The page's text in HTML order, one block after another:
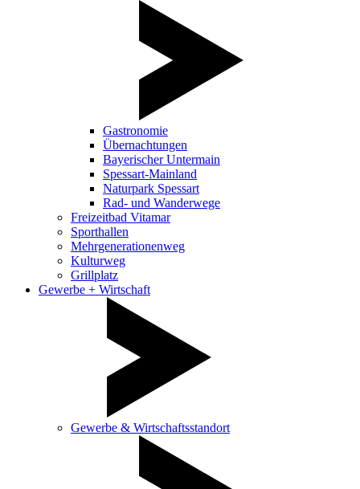
Gastronomie
Übernachtungen
Bayerischer Untermain
Spessart-Mainland
Naturpark Spessart
Rad- und Wanderwege
Freizeitbad Vitamar
Sporthallen
Mehrgenerationenweg
Kulturweg
Grillplatz
Gewerbe + Wirtschaft
Gewerbe & Wirtschaftsstandort